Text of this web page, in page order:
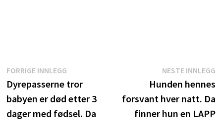
Innleggsnavigasjon
FORRIGE INNLEGGForrige
innlegg:
Dyrepasserne tror
babyen er død etter 3
dager med fødsel. Da
NESTE INNLEGG
Hunden hennes
forsvant hver natt. Da
finner hun en LAPP